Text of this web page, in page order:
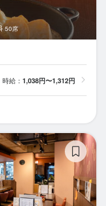
50席
時給： 1,038円〜1,312円